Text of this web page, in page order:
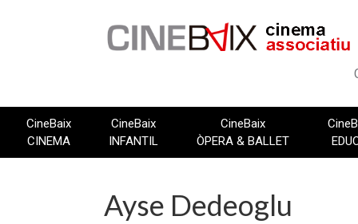
CineBaix
CINEMA
CineBaix
INFANTIL
CineBaix
ÒPERA & BALLET
Ayse Dedeoglu